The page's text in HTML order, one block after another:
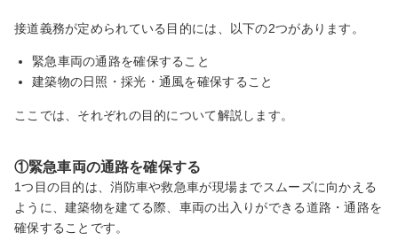
接道義務が定められている目的には、以下の2つがあります。
緊急車両の通路を確保すること
建築物の日照・採光・通風を確保すること
ここでは、それぞれの目的について解説します。
①緊急車両の通路を確保する
1つ目の目的は、消防車や救急車が現場までスムーズに向かえる
ように、建築物を建てる際、車両の出入りができる道路・通路を
確保することです。